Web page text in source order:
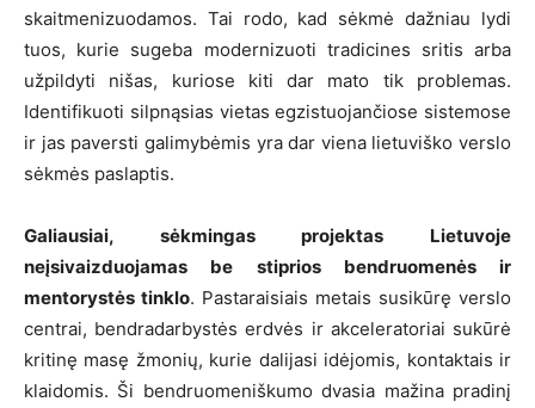
skaitmenizuodamos. Tai rodo, kad sėkmė dažniau lydi
tuos, kurie sugeba modernizuoti tradicines sritis arba
užpildyti nišas, kuriose kiti dar mato tik problemas.
Identifikuoti silpnąsias vietas egzistuojančiose sistemose
ir jas paversti galimybėmis yra dar viena lietuviško verslo
sėkmės paslaptis.
Galiausiai, sėkmingas projektas Lietuvoje
neįsivaizduojamas be stiprios bendruomenės ir
mentorystės tinklo. Pastaraisiais metais susikūrę verslo
centrai, bendradarbystės erdvės ir akceleratoriai sukūrė
kritinę masę žmonių, kurie dalijasi idėjomis, kontaktais ir
klaidomis. Ši bendruomeniškumo dvasia mažina pradinį